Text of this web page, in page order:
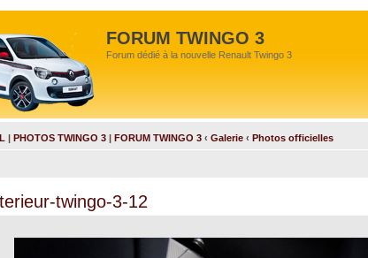
FORUM TWINGO 3
Forum dédié à la nouvelle Renault Twingo 3
| PHOTOS TWINGO 3 | FORUM TWINGO 3 ‹ Galerie ‹ Photos officielles
twingo-3-12